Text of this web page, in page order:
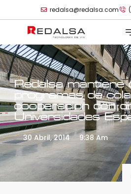
redalsa@redalsa.com
Redalsa mantiene
programas de
cooperacion con
Universidades
30 Abril, 2014 9:38 Am